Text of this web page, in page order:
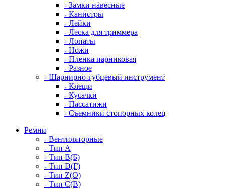
- Замки навесные
- Канистры
- Лейки
- Леска для триммера
- Лопаты
- Ножи
- Пленка парниковая
- Разное
- Шарнирно-губцевый инструмент
- Клещи
- Кусачки
- Пассатижи
- Съемники стопорных колец
Ремни
- Вентиляторные
- Тип A
- Тип B(Б)
- Тип D(Г)
- Тип Z(O)
- Тип С(В)